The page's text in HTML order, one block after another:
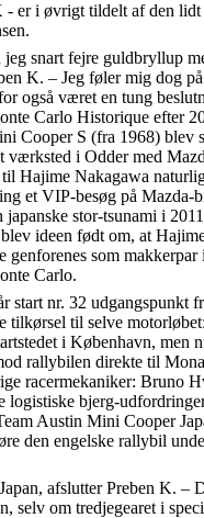
er i øvrigt tildelt af den lidt
jeg snart fejre guldbryllup
K. – Jeg føler mig dog
også været en tung
Carlo Historique efter
Cooper S (fra 1968) blev
værksted i Odder med
Hajime Nakagawa
et VIP-besøg på Mazda-
stor-tsunami i
ideen født om, at
genforenes som
Carlo.
start nr. 32 udgangspunkt
tilkørsel til selve
i København, men
rallybilen direkte til
racermekaniker: Bruno
logistiske bjerg-
Austin Mini Cooper
den engelske rallybil
afslutter Preben K. –
selv om tredjegearet i